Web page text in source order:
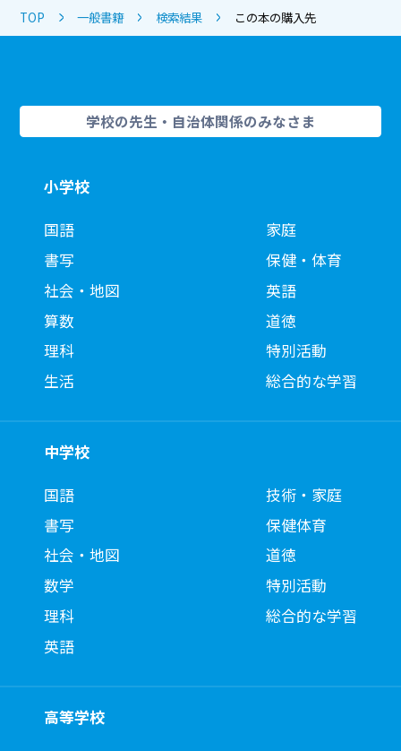
TOP 一般書籍 検索結果 この本の購入先
学校の先生・自治体関係のみなさま
小学校
国語
書写
社会・地図
算数
理科
生活
家庭
保健・体育
英語
道徳
特別活動
総合的な学習
中学校
国語
書写
社会・地図
数学
理科
英語
技術・家庭
保健体育
道徳
特別活動
総合的な学習
高等学校